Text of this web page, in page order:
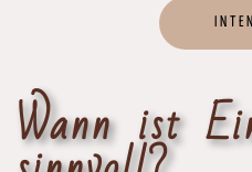
Wann ist